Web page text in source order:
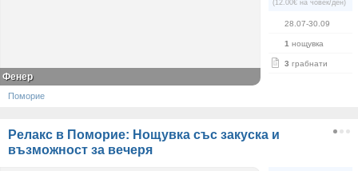
(12.00€ на човек/ден)
28.07-30.09
1 нощувка
3 грабнати
Фенер
Поморие
Релакс в Поморие: Нощувка със закуска и
възможност за вечеря